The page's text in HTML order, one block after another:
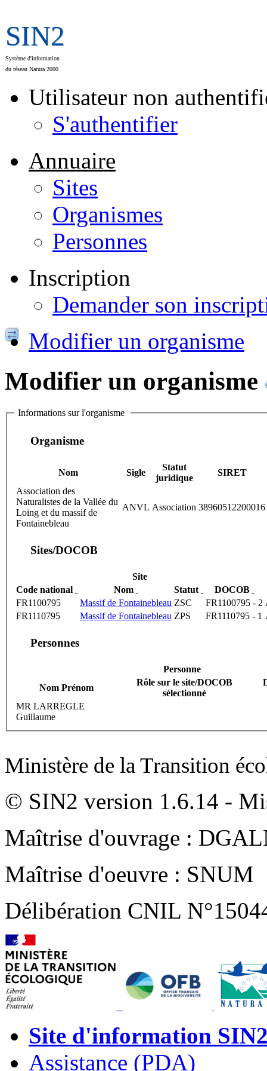
SIN2
Système d'information
du réseau Natura 2000
Utilisateur non
S'authentifier
Annuaire
Sites
Organismes
Personnes
Inscription
Demander son
Modifier un organisme
Modifier un organisme
Informations sur l'organisme
Organisme
Nom Sigle
Statut
juridique
SIRET
Association des
Naturalistes de la Vallée du
Loing et du massif de
Fontainebleau
ANVL Association 38960512200016
Sites/DOCOB
Site
Code national
Nom Statut
DOCOB
FR1100795
Massif de Fontainebleau ZSC FR1100795 - 2
FR1110795
Massif de Fontainebleau ZPS FR1110795 - 1
Personnes
Personne
Nom Prénom
Rôle sur le site/DOCOB
sélectionné
MR LARREGLE
Guillaume
Ministère de la Transition
© SIN2 version 1.6.14 -
Maîtrise d'ouvrage :
Maîtrise d'oeuvre : SNUM
Délibération CNIL
Site d'information
Assistance (PDA)